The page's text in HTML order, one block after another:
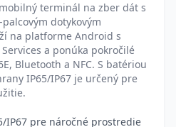
terminál na zber dát s
dotykovým
na platforme Android s
a ponúka pokročilé
Bluetooth a NFC. S batériou
IP65/IP67 je určený pre
IP67 pre náročné prostredie